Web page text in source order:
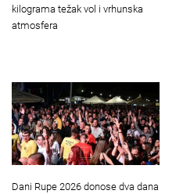
kilograma težak vol i vrhunska
atmosfera
Dani Rupe 2026 donose dva dana